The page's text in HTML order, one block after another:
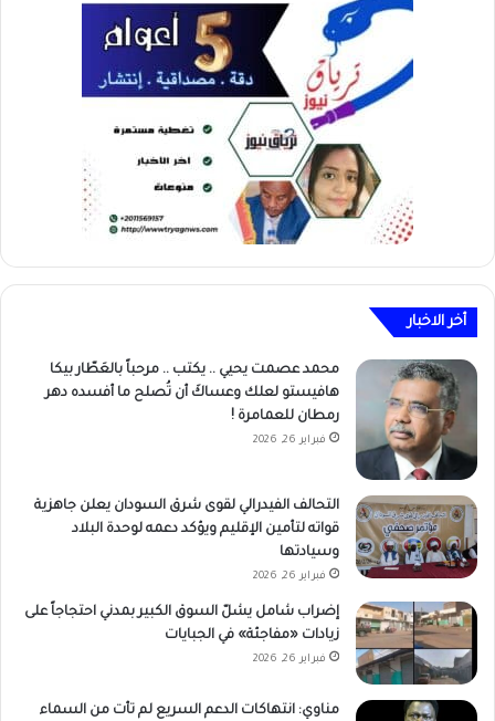
أخر الاخبار
محمد عصمت يحيي .. يكتب .. مرحباً بالعَطّار بيكا
هافيستو لعلك وعساكَ أن تُصلح ما أفسده دهر
رمطان للعمامرة !
فبراير 26, 2026
التحالف الفيدرالي لقوى شرق السودان يعلن جاهزية
قواته لتأمين الإقليم ويؤكد دعمه لوحدة البلاد
وسيادتها
فبراير 26, 2026
إضراب شامل يشلّ السوق الكبير بمدني احتجاجاً على
زيادات «مفاجئة» في الجبايات
فبراير 26, 2026
مناوي: انتهاكات الدعم السريع لم تأت من السماء